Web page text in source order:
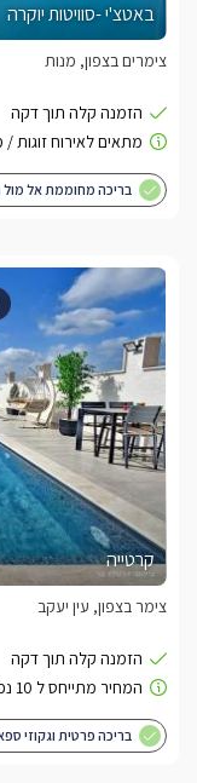
באטצ'י -סוויטות יוקרה
צימרים בצפון, מנות
בריכה מחוממת אל מול
קרטייה
צימר בצפון, עין יעקב
בריכה פרטית וגקוזי ספא עם 4